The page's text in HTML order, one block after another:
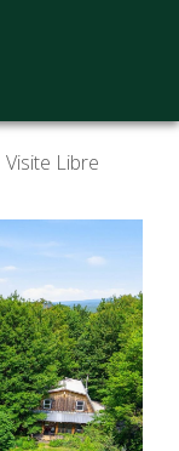
Visite Libre